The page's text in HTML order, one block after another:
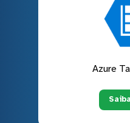
Azure